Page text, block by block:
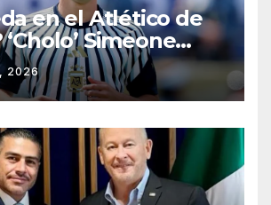
en el Atlético de
Simeone
contundente sobre
de Julián Álvarez
2026